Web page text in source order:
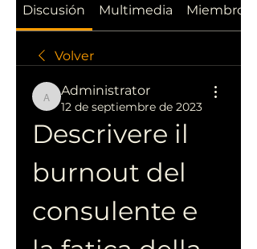
Discusión Multimedia Miembros
Volver
Administrator
Administrator
12 de septiembre de 2023
Descrivere il
burnout del
consulente e